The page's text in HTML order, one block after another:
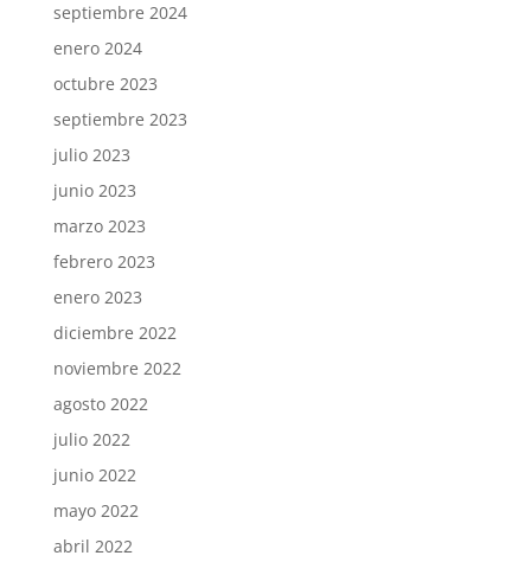
septiembre 2024
enero 2024
octubre 2023
septiembre 2023
julio 2023
junio 2023
marzo 2023
febrero 2023
enero 2023
diciembre 2022
noviembre 2022
agosto 2022
julio 2022
junio 2022
mayo 2022
abril 2022